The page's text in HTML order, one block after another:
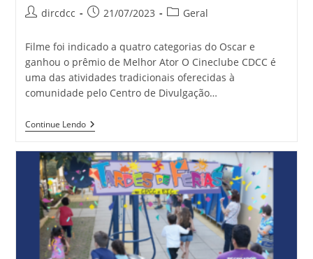
dircdcc 21/07/2023 Geral
Filme foi indicado a quatro categorias do Oscar e
ganhou o prêmio de Melhor Ator O Cineclube CDCC é
uma das atividades tradicionais oferecidas à
comunidade pelo Centro de Divulgação…
Continue Lendo